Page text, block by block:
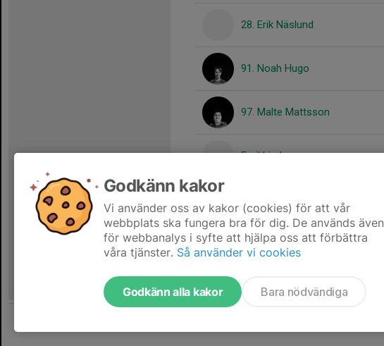
28. Erik Näslund
91. Noah Hugo
97. Malte Mattsson
Emil Linder
Godkänn kakor
Vi använder oss av kakor (cookies) för att vår
webbplats ska fungera bra för dig. De används även
för webbanalys i syfte att hjälpa oss att förbättra
våra tjänster. Så använder vi cookies
Godkänn alla kakor Bara nödvändiga